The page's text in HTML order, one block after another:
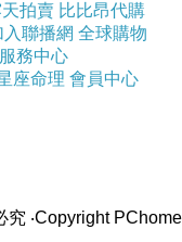
拍賣 比比昂代購
入聯播網 全球購物
服務中心
座命理 會員中心
究 ‧Copyright PChome